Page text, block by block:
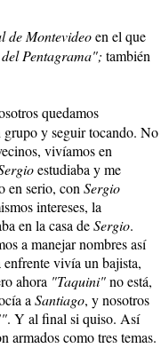
de Montevideoen el que
Pentagrama"; también
quedamos
grupo y seguir tocando. No
vivíamos en
estudiaba y me
en serio, conSergio
intereses, la
en la casa deSergio.
a manejar nombres así
vivía un bajista,
ahora "Taquini"no está,
aSantiago, y nosotros
. Y al final si quiso. Así
armados como tres temas.